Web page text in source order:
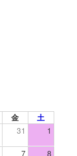
金 土
31 1
7 8